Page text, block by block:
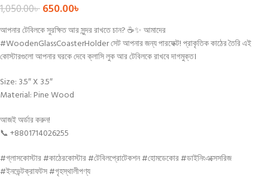
1,050.00৳650.00৳
আপনার টেবিলকে সুরক্ষিত আর সুন্দর রাখতে চান? ☕✨ আমাদের
#WoodenGlassCoasterHolder সেট আপনার জন্য পারফেক্ট! প্রাকৃতিক কাঠের তৈরি এই
কোস্টারগুলো আপনার ঘরকে দেবে ক্লাসি লুক আর টেবিলকে রাখবে দাগমুক্ত।
Size: 3.5″ X 3.5″
Material: Pine Wood
আজই অর্ডার করুন!
📞 +8801714026255
#গ্লাসকোস্টার #কাঠেরকোস্টার #টেবিলপ্রোটেকশন #হোমডেকোর #ডাইনিংএক্সেসরিজ
#ইনভেন্টক্রাফটস #গৃহস্থালীপণ্য